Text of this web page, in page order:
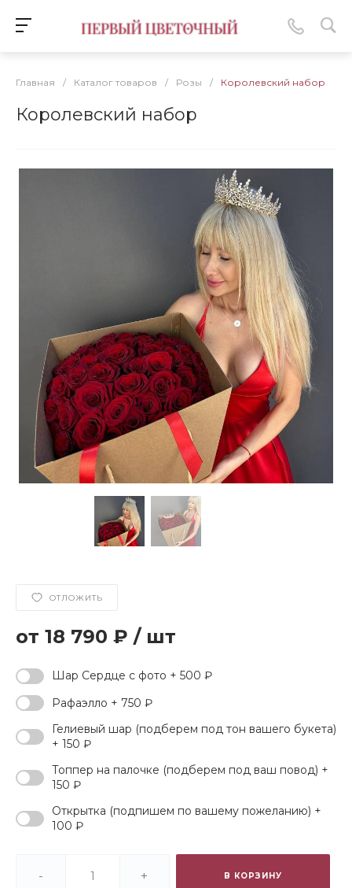
Главная / Каталог товаров / Розы / Королевский набор
Королевский набор
ОТЛОЖИТЬ
18 790 ₽ / шт
Шар Сердце с фото + 500 ₽
Рафаэлло + 750 ₽
Гелиевый шар (подберем под тон вашего букета)
+ 150 ₽
Топпер на палочке (подберем под ваш повод) +
150 ₽
Открытка (подпишем по вашему пожеланию) +
100 ₽
- + В КОРЗИНУ